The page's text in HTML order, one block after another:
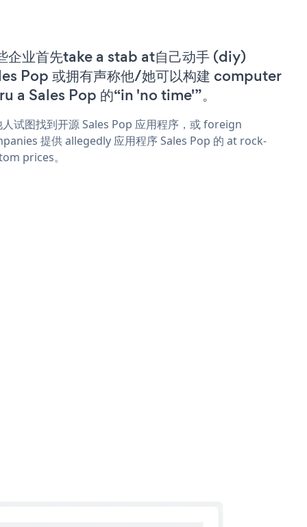
企业首先take a stab at自己动手 (diy)
Pop 或拥有声称他/她可以构建 computer
a Sales Pop 的“in 'no time'”。
人试图找到开源 Sales Pop 应用程序，或 foreign
提供 allegedly 应用程序 Sales Pop 的 at rock-
prices。